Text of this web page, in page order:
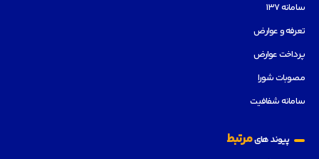
سامانه ۱۳۷
تعرفه و عوارض
پرداخت عوارض
مصوبات شورا
سامانه شفافیت
پیوند هایمرتبط